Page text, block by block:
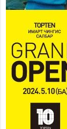
БҮГД НАЙРАМДАХ
ЭДИЙН ЗАСГИЙН
ӨРГӨЖҮҮЛНЭ
2026 оны 7 сар 21 / 16
26,992 суралцагч
суралцагч
суралцана
2026 оны 7 сар 21 / 13
тээврийн
худалдааны төвийн
иргэдэд